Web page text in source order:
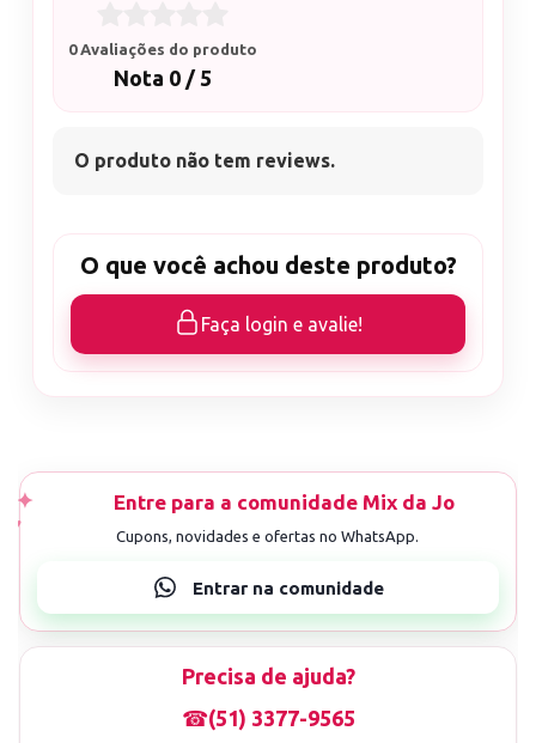
0 Avaliações do produto
Nota 0 / 5
O produto não tem reviews.
O que você achou deste produto?
Faça login e avalie!
Precisa de ajuda?
☎(51) 3377-9565